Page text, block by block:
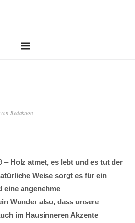
von Redaktion
– Holz atmet, es lebt und es tut der
Weise sorgt es für ein
eine angenehme
Wunder also, dass unsere
im Hausinneren Akzente